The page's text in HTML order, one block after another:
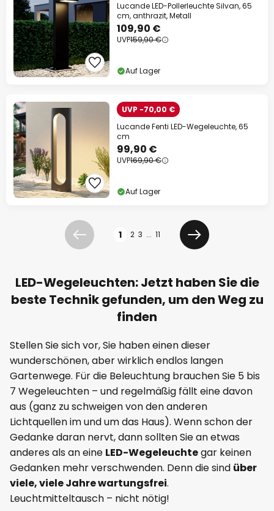
Lucande LED-Pollerleuchte Silvan, 65
cm, anthrazit, Metall
109,90 €
UVP159,90 €
Auf Lager
UVP -70,00 €
Lucande Fenti LED-Wegeleuchte, 65
cm
99,90 €
UVP169,90 €
Auf Lager
Zurück 1 2 3 ... 11
Weiter
LED-Wegeleuchten: Jetzt haben Sie die
beste Technik gefunden, um den Weg zu
finden
Stellen Sie sich vor, Sie haben einen dieser
wunderschönen, aber wirklich endlos langen
Gartenwege. Für die Beleuchtung brauchen Sie 5 bis
7 Wegeleuchten – und regelmäßig fällt eine davon
aus (ganz zu schweigen von den anderen
Lichtquellen im und um das Haus). Wenn schon der
Gedanke daran nervt, dann sollten Sie an etwas
anderes als an eine LED-Wegeleuchtegar keinen
Gedanken mehr verschwenden. Denn die sind über
viele, viele Jahre wartungsfrei.
Leuchtmitteltausch – nicht nötig!